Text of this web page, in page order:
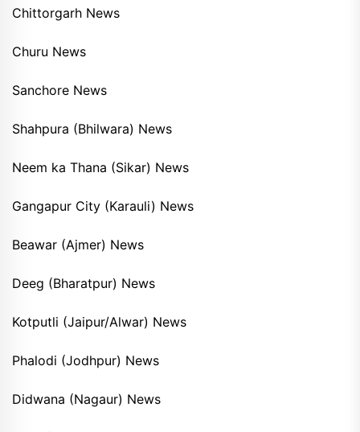
Chittorgarh News
Churu News
Sanchore News
Shahpura (Bhilwara) News
Neem ka Thana (Sikar) News
Gangapur City (Karauli) News
Beawar (Ajmer) News
Deeg (Bharatpur) News
Kotputli (Jaipur/Alwar) News
Phalodi (Jodhpur) News
Didwana (Nagaur) News